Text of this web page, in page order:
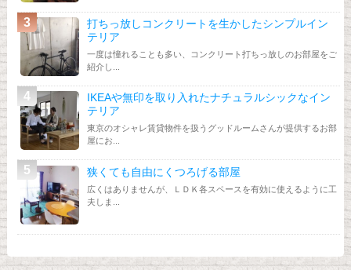
打ちっ放しコンクリートを生かしたシンプルイン
テリア
一度は憧れることも多い、コンクリート打ちっ放しのお部屋をご
紹介し...
IKEAや無印を取り入れたナチュラルシックなイン
テリア
東京のオシャレ賃貸物件を扱うグッドルームさんが提供するお部
屋にお...
狭くても自由にくつろげる部屋
広くはありませんが、ＬＤＫ各スペースを有効に使えるように工
夫しま...